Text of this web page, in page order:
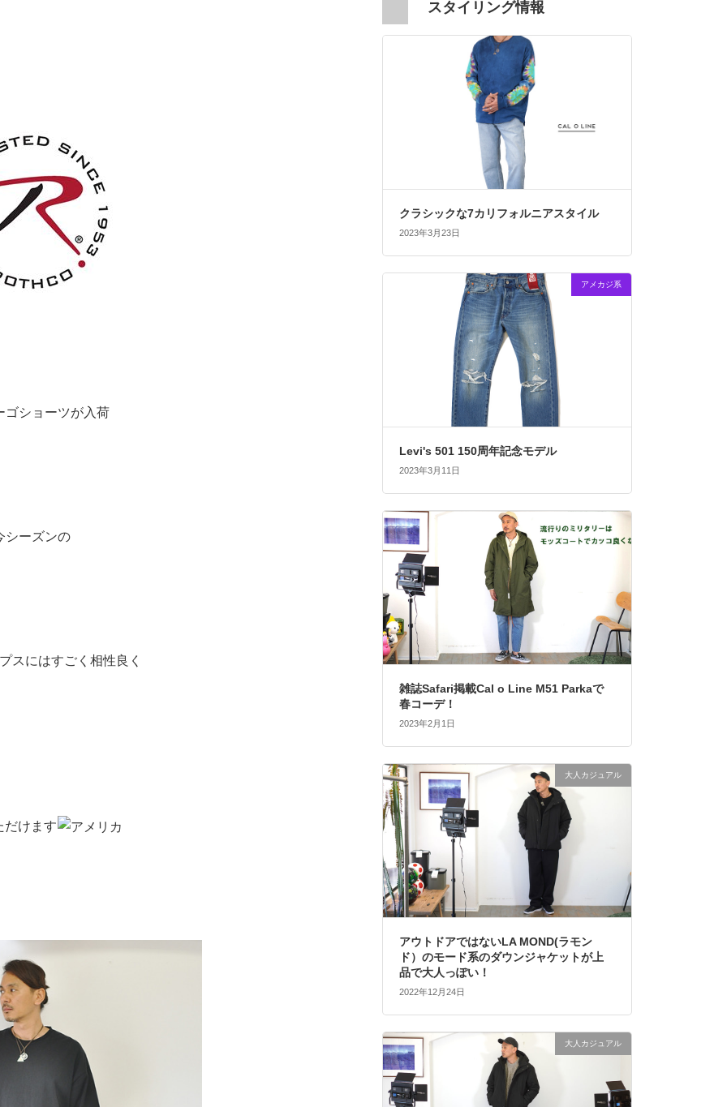
ゴショーツが入荷
シーズンの
スにはすごく相性良く
だけます
スタイリング情報
クラシックな7カリフォルニアスタイル
2023年3月23日
アメカジ系
Levi's 501 150周年記念モデル
2023年3月11日
雑誌Safari掲載Cal o Line M51 Parkaで
春コーデ！
2023年2月1日
大人カジュアル
アウトドアではないLA MOND(ラモン
ド）のモード系のダウンジャケットが上
品で大人っぽい！
2022年12月24日
大人カジュアル